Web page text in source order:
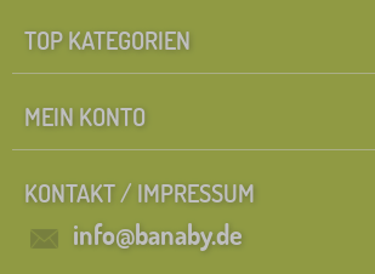
TOP KATEGORIEN
MEIN KONTO
KONTAKT / IMPRESSUM
info@banaby.de